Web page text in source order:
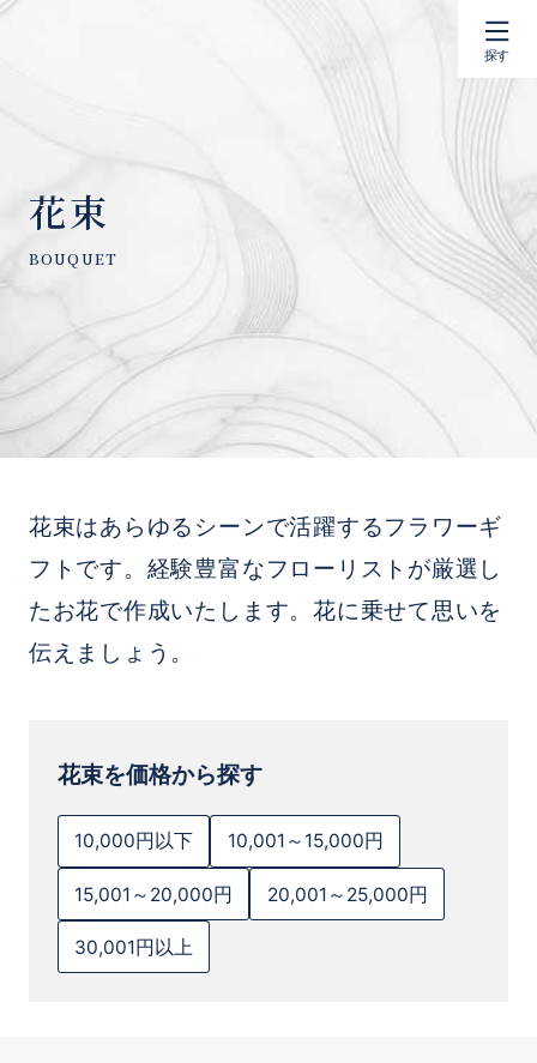
探す
花束
花束はあらゆるシーンで活躍するフラワーギ
フトです。経験豊富なフローリストが厳選し
たお花で作成いたします。花に乗せて思いを
伝えましょう。
花束を価格から探す
10,000円以下 10,001～15,000円
15,001～20,000円 20,001～25,000円
30,001円以上